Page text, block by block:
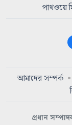
পাথওয়ে
আমাদের সম্পর্ক
প্রধান